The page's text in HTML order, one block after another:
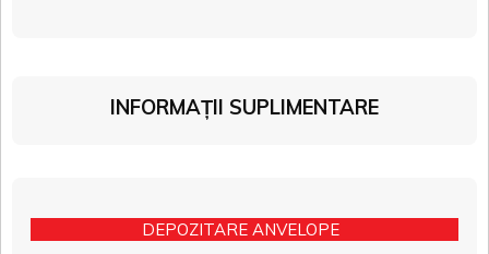
INFORMAȚII SUPLIMENTARE
DEPOZITARE ANVELOPE